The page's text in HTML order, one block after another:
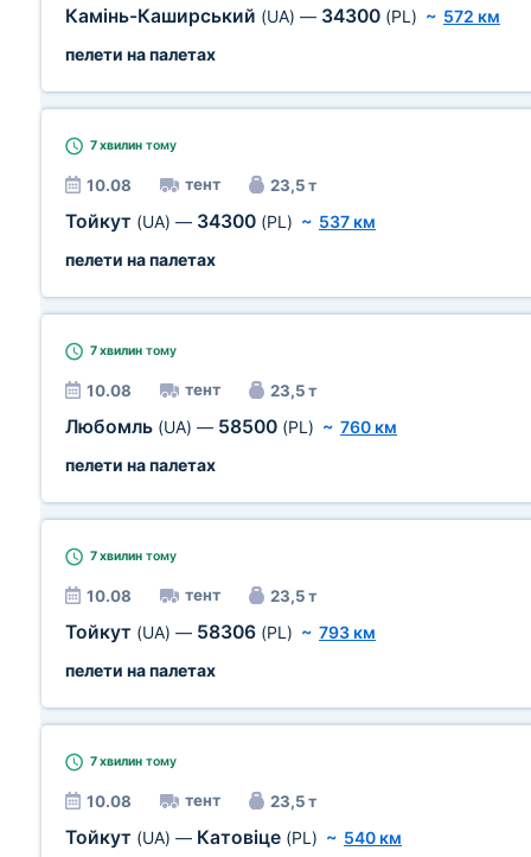
Камінь-Каширський (UA) — 34300 (PL) ~ 572 км
пелети на палетах
7 хвилин тому
10.08 тент 23,5 т
Тойкут (UA) — 34300 (PL) ~ 537 км
пелети на палетах
7 хвилин тому
10.08 тент 23,5 т
Любомль (UA) — 58500 (PL) ~ 760 км
пелети на палетах
7 хвилин тому
10.08 тент 23,5 т
Тойкут (UA) — 58306 (PL) ~ 793 км
пелети на палетах
7 хвилин тому
10.08 тент 23,5 т
Тойкут (UA) — Катовіце (PL) ~ 540 км